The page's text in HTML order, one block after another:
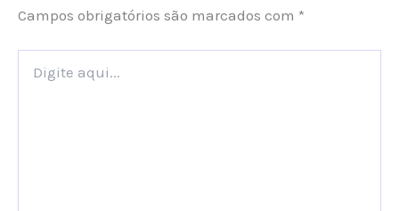
Campos obrigatórios são marcados com *
aqui...